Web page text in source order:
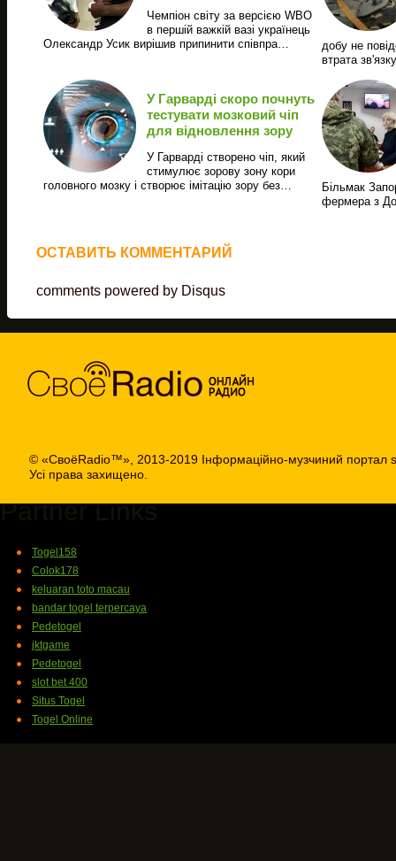
Чемпіон світу за версією WBO
в першій важкій вазі українець
Олександр Усик вирішив припинити співпра…
добу не
втрата
У Гарварді скоро почнуть
тестувати мозковий чіп
для відновлення зору
У Гарварді створено чіп, який
стимулює зорову зону кори
головного мозку і створює імітацію зору без…
Більмак
фермера з
ОСТАВИТЬ КОММЕНТАРИЙ
comments powered by Disqus
© «СвоёRadio™», 2013-2019 Інформаційно-музчиний портал
Усі права захищено.
Partner Links
Togel158
Colok178
keluaran toto macau
bandar togel terpercaya
Pedetogel
jktgame
Pedetogel
slot bet 400
Situs Togel
Togel Online